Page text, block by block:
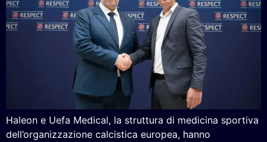
Haleon e Uefa Medical, la struttura di medicina sportiva
dell’organizzazione calcistica europea, hanno